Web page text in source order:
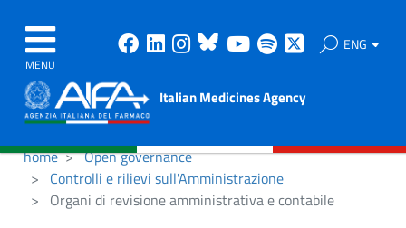
MENU
Facebook
Linkedin
Instagram
Bluesky
Youtube
Spotify ENG
Italian Medicines Agency
home
Open governance
Controlli e rilievi sull'Amministrazione
Organi di revisione amministrativa e contabile